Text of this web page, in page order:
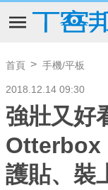
首頁 手機/平板
2018.12.14 09:30
強壯又好
Otterbox
護貼、裝